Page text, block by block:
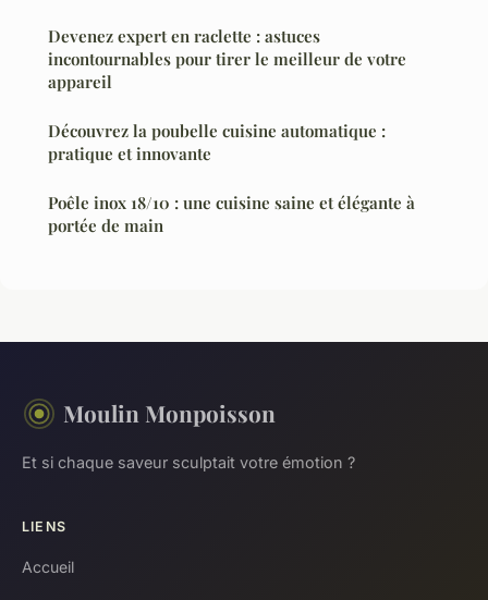
Devenez expert en raclette : astuces
incontournables pour tirer le meilleur de votre
appareil
Découvrez la poubelle cuisine automatique :
pratique et innovante
Poêle inox 18/10 : une cuisine saine et élégante à
portée de main
Moulin Monpoisson
Et si chaque saveur sculptait votre émotion ?
LIENS
Accueil